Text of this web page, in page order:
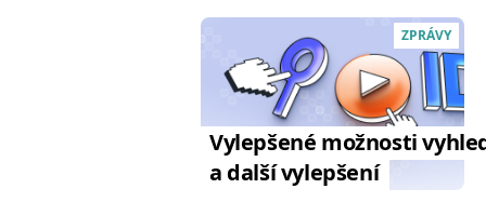
ZPRÁVY
Vylepšené možnosti
a další vylepšení